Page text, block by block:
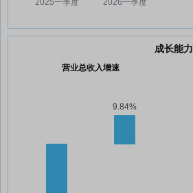
成长能力
营业总收入增速